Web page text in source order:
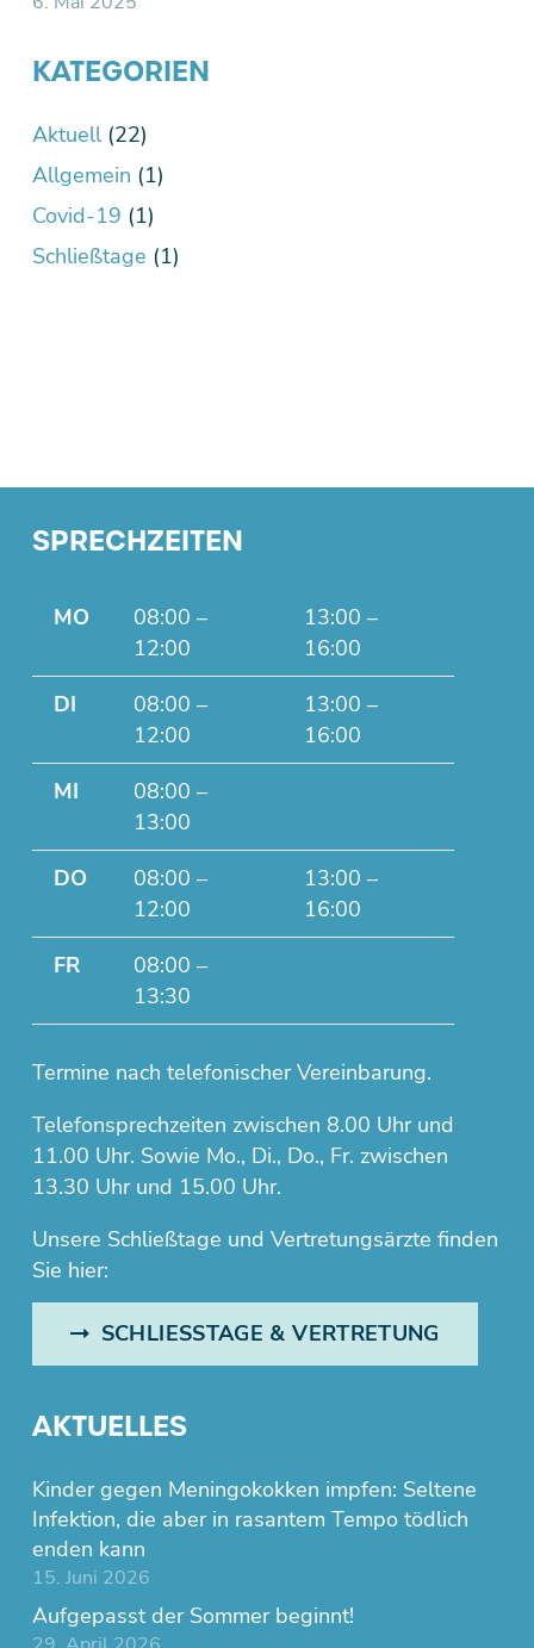
KATEGORIEN
Aktuell(22)
Allgemein (1)
Covid-19 (1)
Schließtage (1)
SPRECHZEITEN
MO
08:00 –
12:00
13:00 –
16:00
DI
08:00 –
12:00
13:00 –
16:00
MI
08:00 –
13:00
DO
08:00 –
12:00
13:00 –
16:00
FR
08:00 –
13:30
Termine nach telefonischer Vereinbarung.
Telefonsprechzeiten zwischen 8.00 Uhr und
11.00 Uhr. Sowie Mo., Di., Do., Fr. zwischen
13.30 Uhr und 15.00 Uhr.
Unsere Schließtage und Vertretungsärzte finden
Sie hier:
SCHLIESSTAGE & VERTRETUNG
AKTUELLES
Kinder gegen Meningokokken impfen: Seltene
Infektion, die aber in rasantem Tempo tödlich
enden kann
15. Juni 2026
Aufgepasst der Sommer beginnt!